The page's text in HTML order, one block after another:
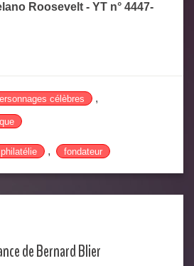
Roosevelt - YT n° 4447-
célèbres ,
philatélie , fondateur
de Bernard Blier